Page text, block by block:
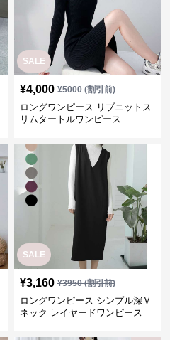
SALE
¥4,000 ¥5000(割引前)
ロングワンピース リブニットス
リムタートルワンピース
SALE
¥3,160 ¥3950(割引前)
ロングワンピース シンプル深Ｖ
ネック レイヤードワンピース